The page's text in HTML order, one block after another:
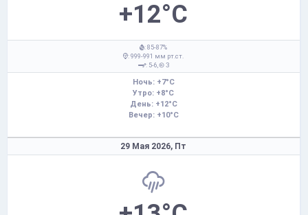
+12°C
: 85-87%
: 999-991 мм рт.ст.
: 5-6,
З
Ночь: +7°C
Утро: +8°C
День: +12°C
Вечер: +10°C
29 Мая 2026, Пт